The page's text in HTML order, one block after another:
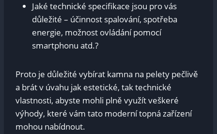
Jaké technické specifikace jsou pro vás
důležité – účinnost spalování, spotřeba
energie, možnost ovládání pomocí
smartphonu atd.?
Proto je důležité vybírat kamna na pelety pečlivě
a brát v úvahu jak estetické, tak technické
vlastnosti, abyste mohli plně využít veškeré
výhody, které vám tato moderní topná zařízení
mohou nabídnout.